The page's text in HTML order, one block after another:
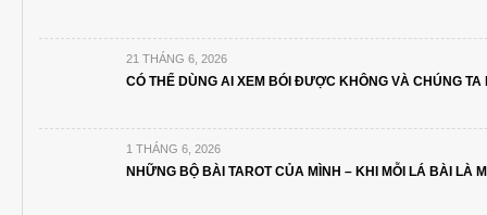
21 THÁNG 6, 2026
CÓ THỂ DÙNG AI XEM BÓI ĐƯỢC KHÔNG VÀ CHÚNG
1 THÁNG 6, 2026
NHỮNG BỘ BÀI TAROT CỦA MÌNH – KHI MỖI LÁ BÀI LÀ